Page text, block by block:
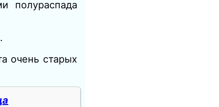
полураспада
очень старых